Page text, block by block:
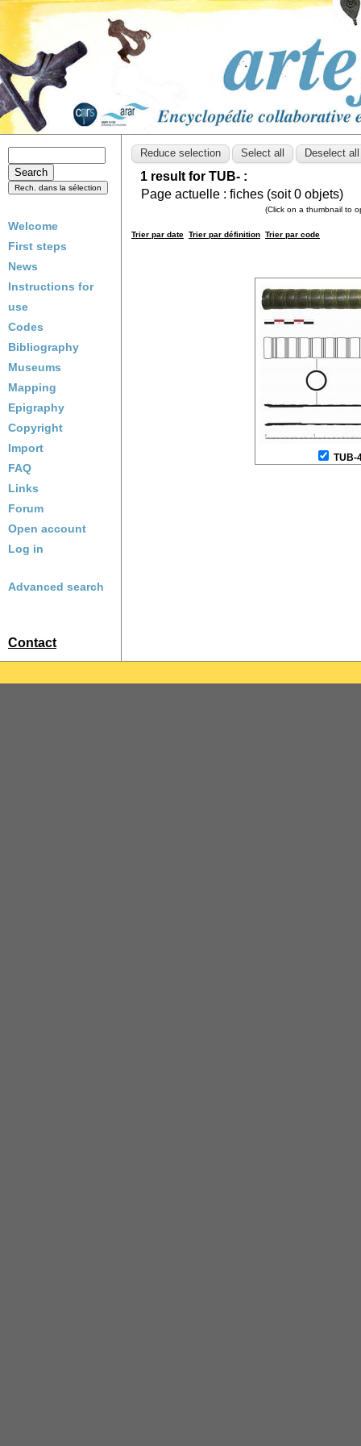
Welcome
First steps
News
Instructions for
use
Codes
Bibliography
Museums
Mapping
Epigraphy
Copyright
Import
FAQ
Links
Forum
Open account
Log in
Advanced search
Contact
1 result for TUB- :
Page actuelle : fiches (soit0 objets)
(Click on a thumbnail to
Trier par date Trier par définition Trier par code
TUB-